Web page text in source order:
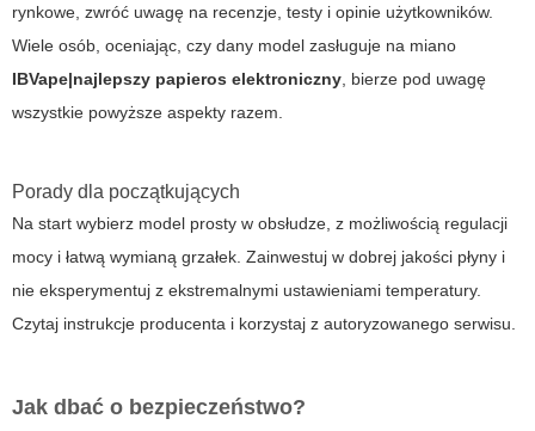
rynkowe, zwróć uwagę na recenzje, testy i opinie użytkowników.
Wiele osób, oceniając, czy dany model zasługuje na miano
IBVape|najlepszy papieros elektroniczny , bierze pod uwagę
wszystkie powyższe aspekty razem.
Porady dla początkujących
Na start wybierz model prosty w obsłudze, z możliwością regulacji
mocy i łatwą wymianą grzałek. Zainwestuj w dobrej jakości płyny i
nie eksperymentuj z ekstremalnymi ustawieniami temperatury.
Czytaj instrukcje producenta i korzystaj z autoryzowanego serwisu.
Jak dbać o bezpieczeństwo?